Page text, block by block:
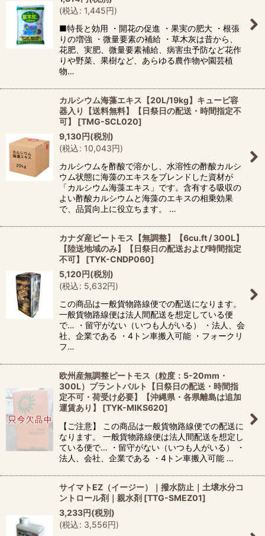
(税込: 1,445円)
■特長と効用 ・開花の促進 ・果実の肥大 ・根張
りの増強 ・微量要素の補給 ・草木灰は昔から、
花肥、実肥、微量要素補給、病害虫予防など花作
りや野菜、果樹など、あらゆる農作物や園芸植
物…
カルシウム海藻エキス【20L/19kg】キュービ容
器入り【送料無料】【日祭日の配送・時間指定不
可】
[TMG-SCL020]
9,130円(税別)
(税込: 10,043円)
カルシウムを酢酸で溶かし、水溶性の酢酸カルシ
ウム状態に海藻のエキスをブレンドした資材が
「カルシウム海藻エキス」です。含有する吸収の
よい酢酸カルシウムと海藻のエキスの相乗効果
で、品質向上に役立ちます。 …
カナダ産ピートモス【無調整】【6cu.ft / 300L】
【陸送地域のみ】【日祭日の配送および時間指定
不可】
[TYK-CNDP060]
5,120円(税別)
(税込: 5,632円)
この商品は一般貨物路線便での配送になります。
一般貨物路線便は法人間配送を想定している便
で… ・留守がない（いつも人がいる） ・法人、会
社、企業である ・4トン車搬入可能 ・フォークリ
フ…
欧州産無調整ピートモス（粒度：5-20mm・
300L）プラントバルト【日祭日の配送・時間指
定不可・荷受け必要】【沖縄県・各県離島は追加
運賃あり】
[TYK-MIKS620]
【ご注意】 この商品は一般貨物路線便での配送に
なります。 一般貨物路線便は法人間配送を想定し
ている便で… ・留守がない（いつも人がいる） ・
法人、会社、企業である ・4トン車搬入可能 …
サイマトEZ（イージー）｜撥水防止｜土壌水分コ
ントロール剤｜親水剤 [TTG-SMEZ01]
3,233円(税別)
(税込: 3,556円)